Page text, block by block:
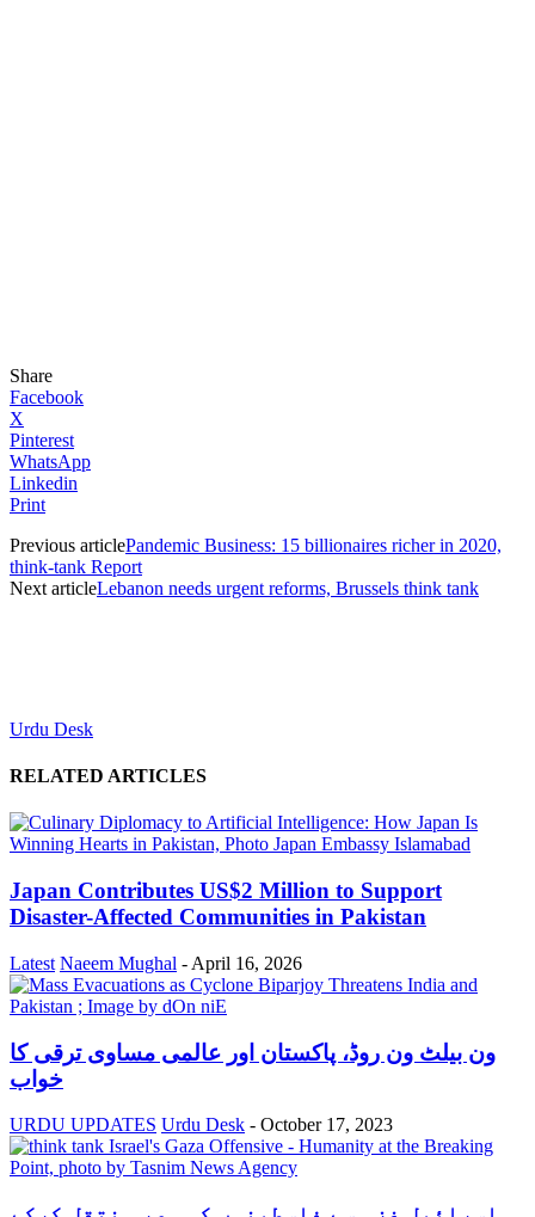
Share
Facebook
X
Pinterest
WhatsApp
Linkedin
Print
Previous articlePandemic Business: 15 billionaires richer in 2020,
think-tank Report
Next articleLebanon needs urgent reforms, Brussels think tank
Urdu Desk
RELATED ARTICLES
Japan Contributes US$2 Million to Support
Disaster-Affected Communities in Pakistan
Latest Naeem Mughal - April 16, 2026
ون بیلٹ ون روڈ، پاکستان اور عالمی مساوی ترقی کا
خواب
URDU UPDATES Urdu Desk - October 17, 2023